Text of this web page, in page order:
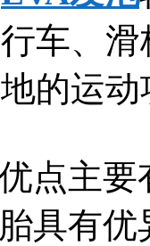
车、
的运动
点主
具有